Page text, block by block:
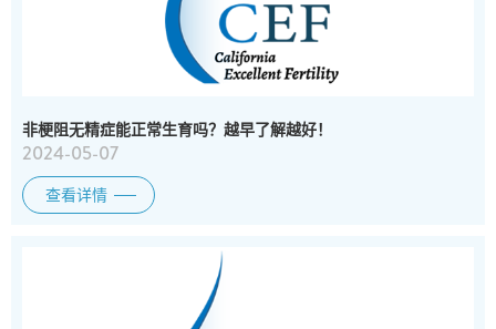
非梗阻无精症能正常生育吗？越早了解越好！
2024-05-07
查看详情